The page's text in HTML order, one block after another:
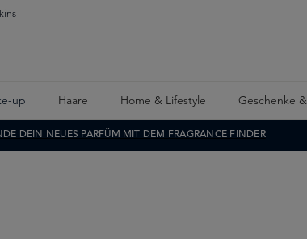
up Haare Home & Lifestyle Geschenke
DEIN NEUES PARFÜM MIT DEM FRAGRANCE FINDER